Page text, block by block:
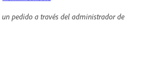
pedido a través del administrador de